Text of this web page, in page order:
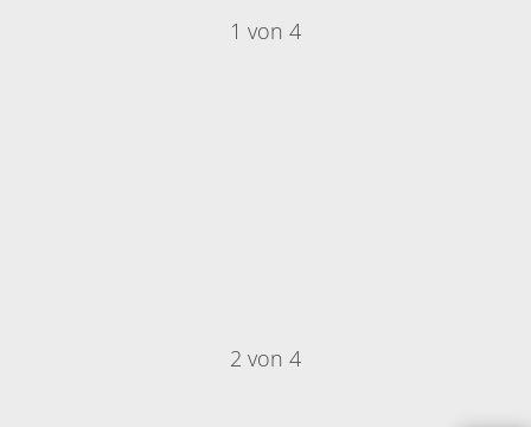
1 von 4
2 von 4